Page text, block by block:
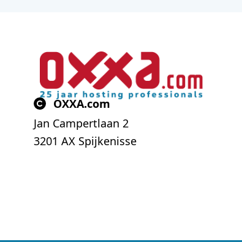
OXXA.com
Jan Campertlaan 2
3201 AX Spijkenisse